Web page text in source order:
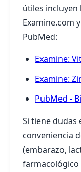
útiles incluyen
Examine.com
PubMed:
Examine:
Examine:
PubMed -
Si tiene dudas
conveniencia
(embarazo,
farmacológico